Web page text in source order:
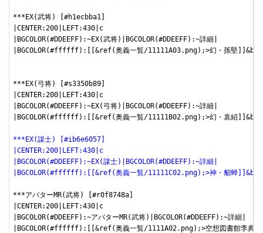
***EX(武将) [#h1ecbba1]
|CENTER:200|LEFT:430|c
|BGCOLOR(#DDEEFF):~EX(武将)|BGCOLOR(#DDEEFF):~詳細|
|BGCOLOR(#ffffff):[[&ref(奥義一覧/11111A03.png);>幻・孫堅]]&br;[[
***EX(弓将) [#s3350b89]
|CENTER:200|LEFT:430|c
|BGCOLOR(#DDEEFF):~EX(弓将)|BGCOLOR(#DDEEFF):~詳細|
|BGCOLOR(#ffffff):[[&ref(奥義一覧/11111B02.png);>幻・袁紹]]&br;[[
***EX(謀士) [#ib6e6057]
|CENTER:200|LEFT:430|c
|BGCOLOR(#DDEEFF):~EX(謀士)|BGCOLOR(#DDEEFF):~詳細|
|BGCOLOR(#ffffff):[[&ref(奥義一覧/11111C02.png);>神・貂蝉]]&br;[[
***アバターMR(武将) [#r0f8748a]
|CENTER:200|LEFT:430|c
|BGCOLOR(#DDEEFF):~アバターMR(武将)|BGCOLOR(#DDEEFF):~詳細|
|BGCOLOR(#ffffff):[[&ref(奥義一覧/1111A02.png);>空想図書館李典